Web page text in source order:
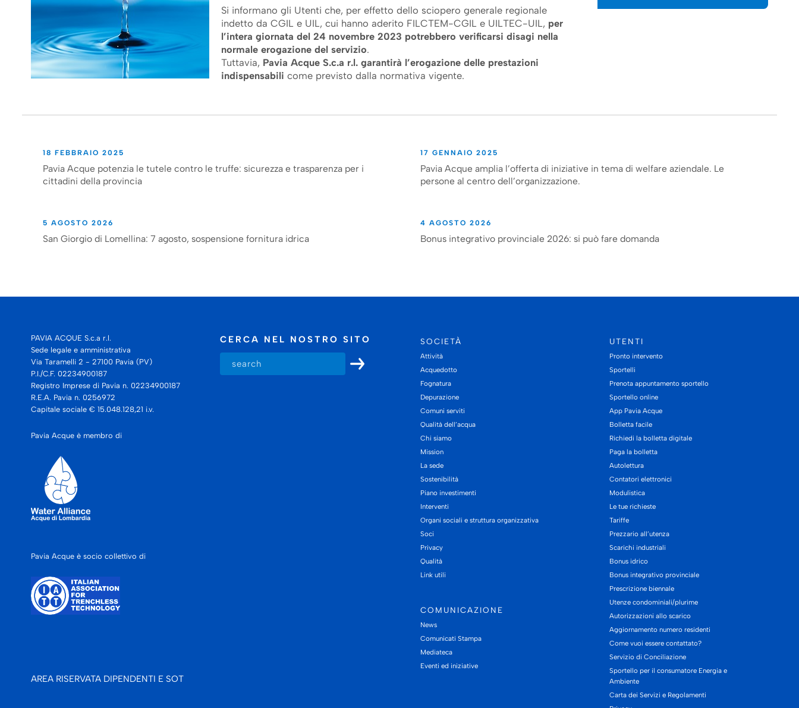
Si informano gli Utenti che, per effetto dello sciopero generale regionale
indetto da CGIL e UIL, cui hanno aderito FILCTEM-CGIL e UILTEC-UIL, per
l’intera giornata del 24 novembre 2023 potrebbero verificarsi disagi nella
normale erogazione del servizio.
Tuttavia, Pavia Acque S.c.a r.l. garantirà l’erogazione delle prestazioni
indispensabili come previsto dalla normativa vigente.
18 FEBBRAIO 2025
Pavia Acque potenzia le tutele contro le truffe: sicurezza e trasparenza per i
cittadini della provincia
17 GENNAIO 2025
Pavia Acque amplia l’offerta di iniziative in tema di welfare aziendale. Le
persone al centro dell’organizzazione.
5 AGOSTO 2026
San Giorgio di Lomellina: 7 agosto, sospensione fornitura idrica
4 AGOSTO 2026
Bonus integrativo provinciale 2026: si può fare domanda
PAVIA ACQUE S.c.a r.l.
Sede legale e amministrativa
Via Taramelli 2 - 27100 Pavia (PV)
P.I./C.F. 02234900187
Registro Imprese di Pavia n. 02234900187
R.E.A. Pavia n. 0256972
Capitale sociale € 15.048.128,21 i.v.
Pavia Acque è membro di
Pavia Acque è socio collettivo di
AREA RISERVATA DIPENDENTI E SOT
CERCA NEL NOSTRO SITO SOCIETÀ
Attività
Acquedotto
Fognatura
Depurazione
Comuni serviti
Qualità dell’acqua
Chi siamo
Mission
La sede
Sostenibilità
Piano investimenti
Interventi
Organi sociali e struttura organizzativa
Soci
Privacy
Qualità
Link utili
COMUNICAZIONE
News
Comunicati Stampa
Mediateca
Eventi ed iniziative
UTENTI
Pronto intervento
Sportelli
Prenota appuntamento sportello
Sportello online
App Pavia Acque
Bolletta facile
Richiedi la bolletta digitale
Paga la bolletta
Autolettura
Contatori elettronici
Modulistica
Le tue richieste
Tariffe
Prezzario all’utenza
Scarichi industriali
Bonus idrico
Bonus integrativo provinciale
Prescrizione biennale
Utenze condominiali/plurime
Autorizzazioni allo scarico
Aggiornamento numero residenti
Come vuoi essere contattato?
Servizio di Conciliazione
Sportello per il consumatore Energia e
Ambiente
Carta dei Servizi e Regolamenti